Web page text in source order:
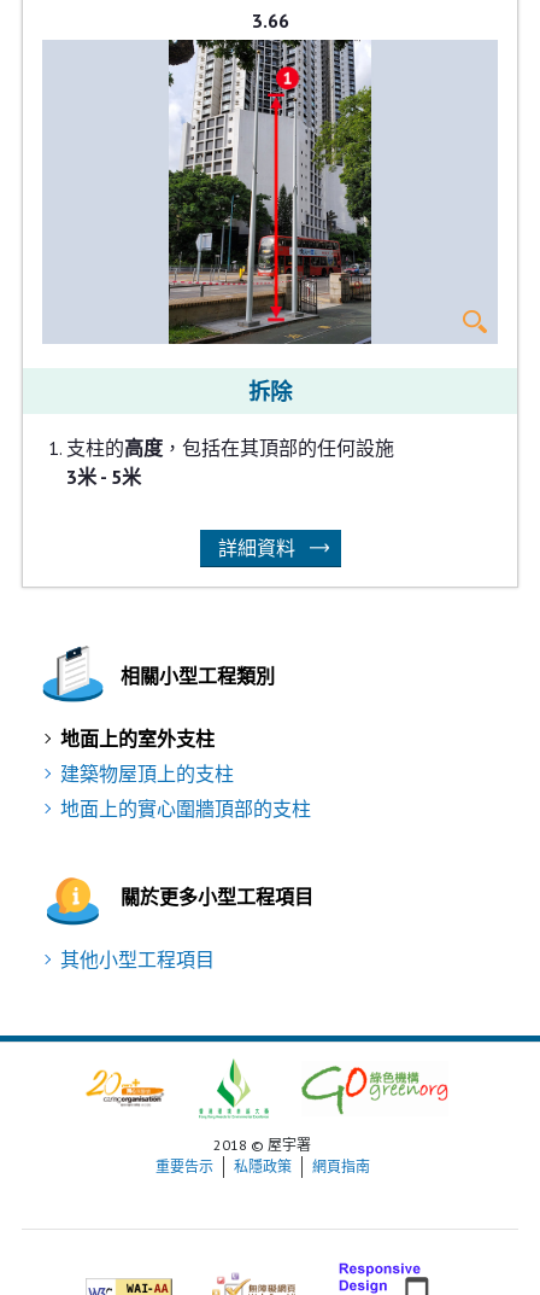
3.66
拆除
支柱的高度，包括在其頂部的任何設施
3米 - 5米
詳細資料
相關小型工程類別
地面上的室外支柱
建築物屋頂上的支柱
地面上的實心圍牆頂部的支柱
關於更多小型工程項目
其他小型工程項目
2018 © 屋宇署
重要告示
私隱政策 網頁指南